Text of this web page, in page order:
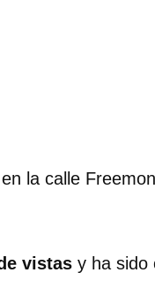
la calle
vistas y ha sido